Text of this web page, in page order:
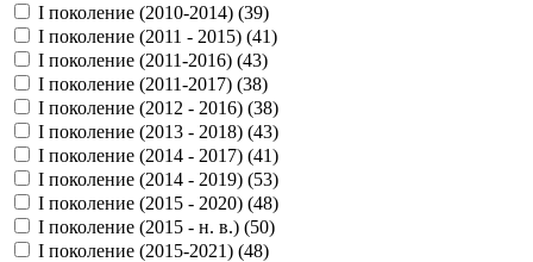
I поколение (2010-2014) (39)
I поколение (2011 - 2015) (41)
I поколение (2011-2016) (43)
I поколение (2011-2017) (38)
I поколение (2012 - 2016) (38)
I поколение (2013 - 2018) (43)
I поколение (2014 - 2017) (41)
I поколение (2014 - 2019) (53)
I поколение (2015 - 2020) (48)
I поколение (2015 - н. в.) (50)
I поколение (2015-2021) (48)